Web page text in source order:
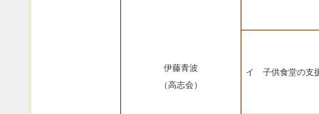
伊藤青波
（高志会）
イ 子供食堂の支